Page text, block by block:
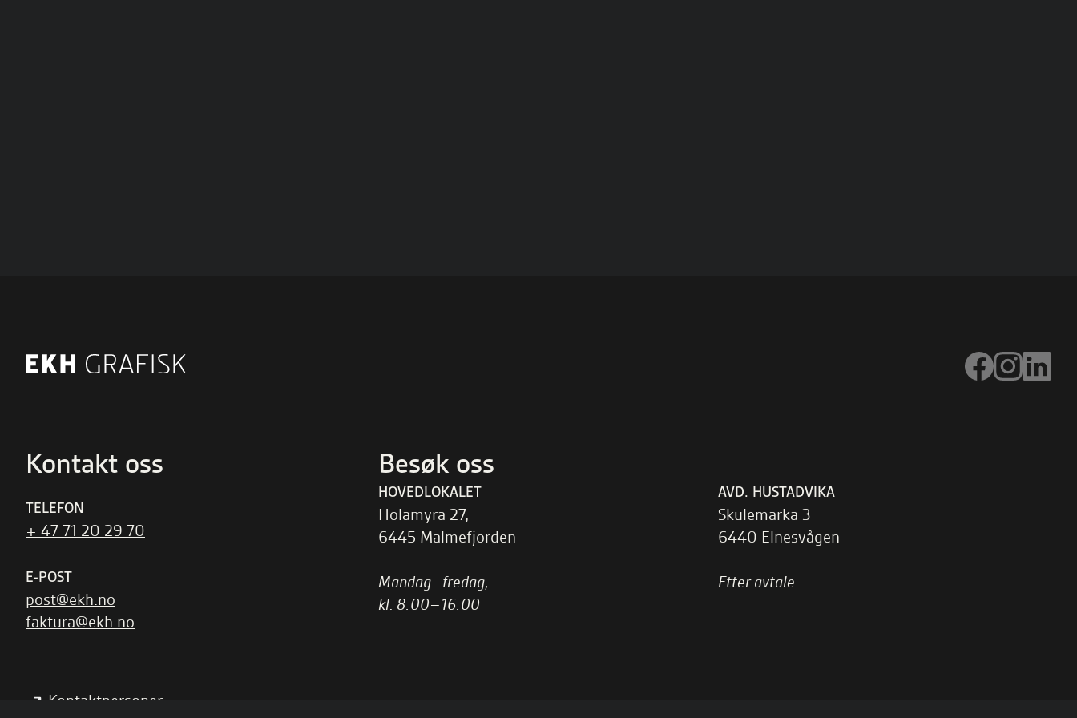
Kontakt oss
TELEFON
+ 47 71 20 29 70
E-POST
post@ekh.no
faktura@ekh.no
Besøk oss
HOVEDLOKALET
Holamyra 27,
6445 Malmefjorden
Mandag–fredag,
kl. 8:00–16:00
AVD. HUSTADVIKA
Skulemarka 3
6440 Elnesvågen
Etter avtale
Kontaktpersoner